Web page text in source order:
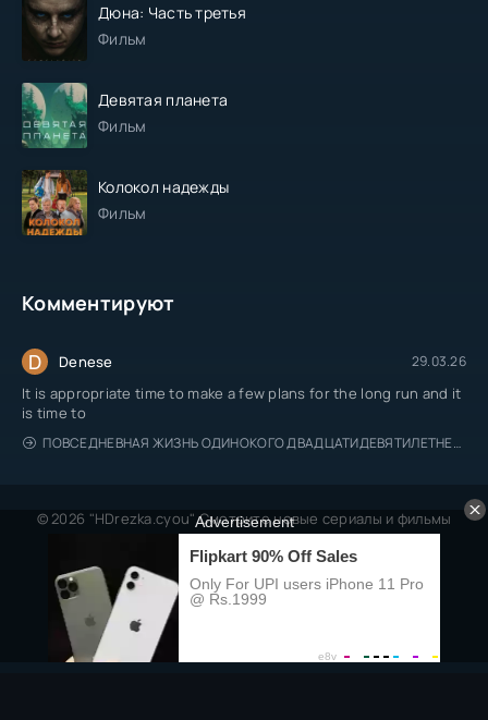
Дюна: Часть третья
Фильм
Девятая планета
Фильм
Колокол надежды
Фильм
Комментируют
D Denese 29.03.26
It is appropriate time to make a few plans for the long run and it
is time to
ПОВСЕДНЕВНАЯ ЖИЗНЬ ОДИНОКОГО ДВАДЦАТИДЕВЯТИЛЕТНЕГО АВАНТЮРИСТА
© 2026 "HDrezka.cyou" Смотрите новые сериалы и фильмы
Все права защищены, берегитесь пиратов.
Правообладателям